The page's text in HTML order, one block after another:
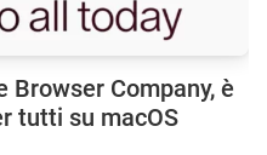
Browser Company, è
tutti su macOS